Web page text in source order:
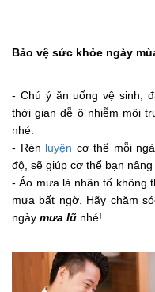
Bảo vệ sức khỏe ngày
- Chú ý ăn uống vệ sinh,
thời gian dễ ô nhiễm môi
nhé.
- Rèn luyện cơ thể mỗi
độ, sẽ giúp cơ thể bạn
- Áo mưa là nhân tố không
mưa bất ngờ. Hãy chăm
ngày mưa lũ nhé!